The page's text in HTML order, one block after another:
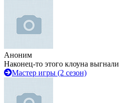
Аноним
Наконец-то этого клоуна выгнали
Мастер игры (2 сезон)